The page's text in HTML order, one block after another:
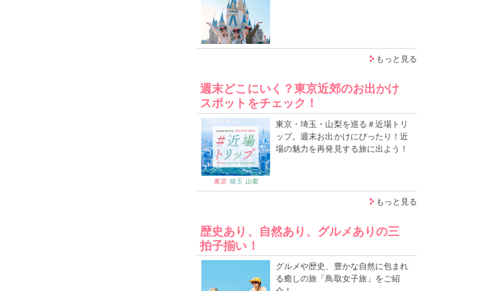
もっと見る
週末どこにいく？東京近郊のお出かけ
スポットをチェック！
東京・埼玉・山梨を巡る＃近場トリ
ップ。週末お出かけにぴったり！近
場の魅力を再発見する旅に出よう！
もっと見る
歴史あり、自然あり、グルメありの三
拍子揃い！
グルメや歴史、豊かな自然に包まれ
る癒しの旅「鳥取女子旅」をご紹